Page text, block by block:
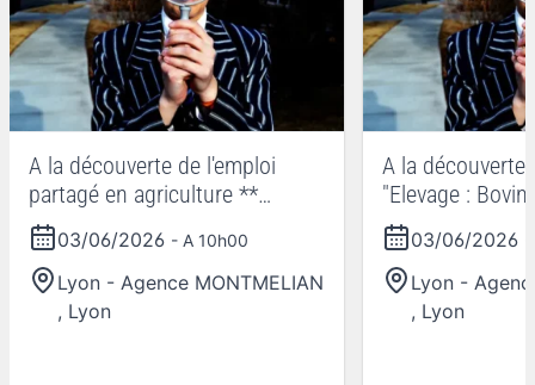
A la découverte de l'emploi
partagé en agriculture **
JOURNEES NATIONALES DE
L'AGRICULTURE
03/06/2026 - A 10h00
Lyon - Agence MONTMELIAN
, Lyon
A la découverte
"Elevage :
JOURNEES
L'AGRICULTURE
03/06/2026
Lyon -
, Lyon